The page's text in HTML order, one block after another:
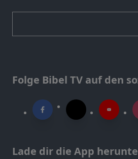
Folge Bibel TV auf den
Lade dir die App